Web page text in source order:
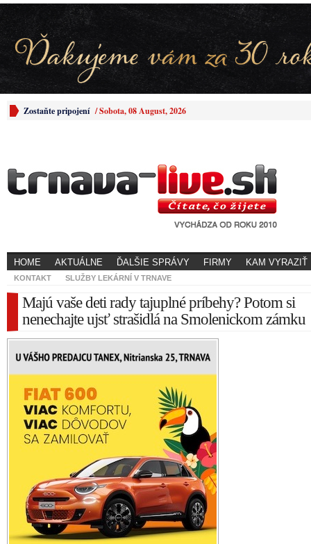
Zostaňte pripojení /Sobota, 08 August, 2026
HOME AKTUÁLNE ĎALŠIE SPRÁVY FIRMY KAM VYRAZIŤ
KONTAKT SLUŽBY LEKÁRNÍ V TRNAVE
Majú vaše deti rady tajuplné príbehy? Potom si
nenechajte ujsť strašidlá na Smolenickom zámku